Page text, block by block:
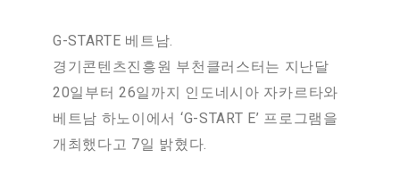
G-STARTE 베트남.
경기콘텐츠진흥원 부천클러스터는 지난달
20일부터 26일까지 인도네시아 자카르타와
베트남 하노이에서 ‘G-START E’ 프로그램을
개최했다고 7일 밝혔다.